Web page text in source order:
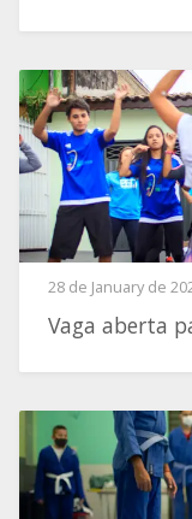
28 de January de
Vaga aberta